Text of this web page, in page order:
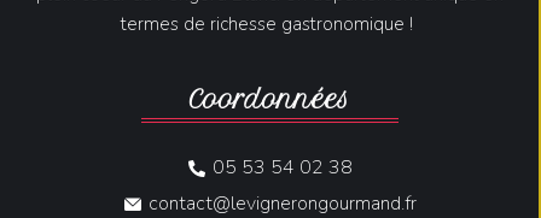
termes de richesse gastronomique !
Coordonnées
05 53 54 02 38
contact@levignerongourmand.fr